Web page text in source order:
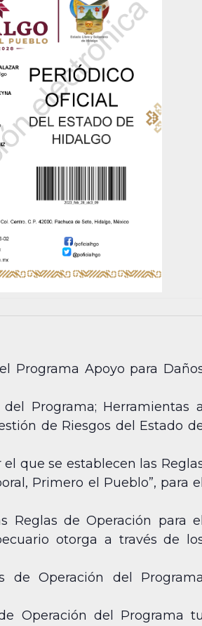
Programa Apoyo para
Programa; Herramientas a
de Riesgos del Estado
que se establecen las
Primero el Pueblo”, para el
Reglas de Operación para el
otorga a través de
de Operación del Programa
Operación del Programa tu